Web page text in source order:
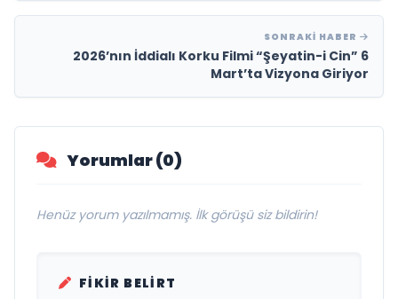
SONRAKI HABER
2026’nın İddialı Korku Filmi “Şeyatin-i Cin” 6
Mart’ta Vizyona Giriyor
Yorumlar (0)
Henüz yorum yazılmamış. İlk görüşü siz bildirin!
FIKIR BELIRT